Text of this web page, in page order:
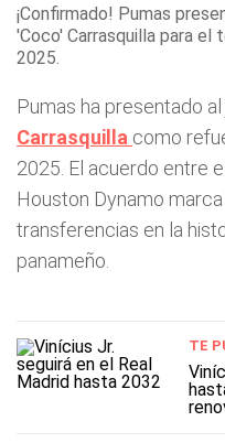
¡Confirmado! Pumas
'Coco' Carrasquilla para el
2025.
Pumas ha presentado
Carrasquilla como
2025. El acuerdo entre
Houston Dynamo
transferencias en la
panameño.
TE